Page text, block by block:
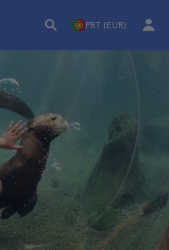
PRT (EUR)